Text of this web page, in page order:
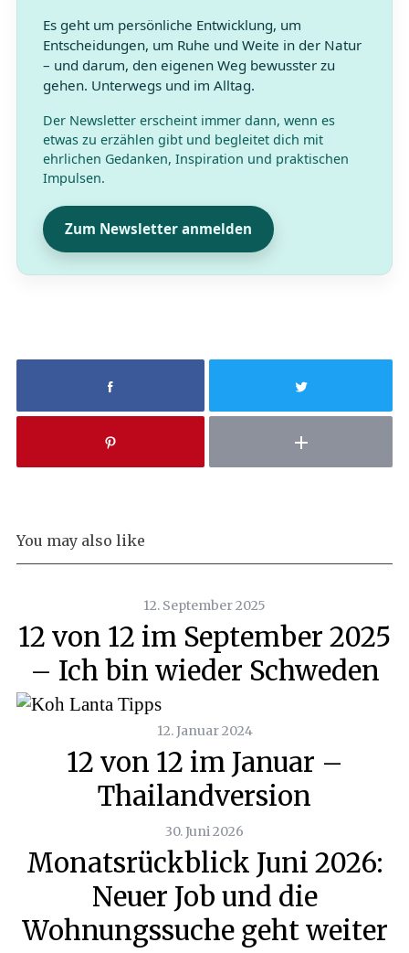
Es geht um persönliche Entwicklung, um
Entscheidungen, um Ruhe und Weite in der Natur
– und darum, den eigenen Weg bewusster zu
gehen. Unterwegs und im Alltag.
Der Newsletter erscheint immer dann, wenn es
etwas zu erzählen gibt und begleitet dich mit
ehrlichen Gedanken, Inspiration und praktischen
Impulsen.
Zum Newsletter anmelden
You may also like
12. September 2025
12 von 12 im September 2025
– Ich bin wieder Schweden
12. Januar 2024
12 von 12 im Januar –
Thailandversion
30. Juni 2026
Monatsrückblick Juni 2026:
Neuer Job und die
Wohnungssuche geht weiter